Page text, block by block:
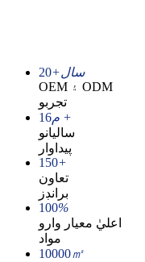
20
+سال
OEM ۽ ODM
تجربو
16
م +
ساليانو
پيداوار
150+
تعاون
برانڊز
100%
اعليٰ معيار وارو
مواد
10000㎡